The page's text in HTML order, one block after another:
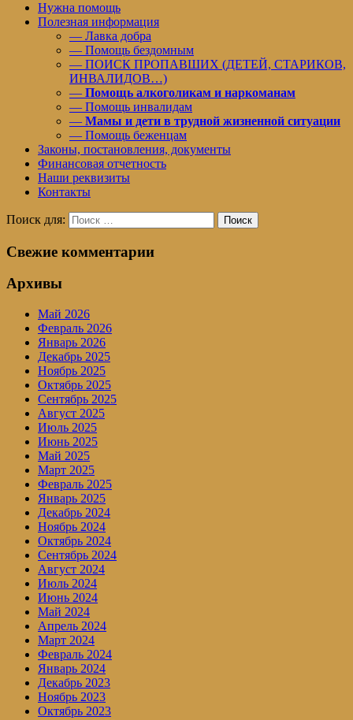
Нужна помощь
Полезная информация
— Лавка добра
— Помощь бездомным
— ПОИСК ПРОПАВШИХ (ДЕТЕЙ, СТАРИКОВ,
ИНВАЛИДОВ…)
— Помощь алкоголикам и наркоманам
— Помощь инвалидам
— Мамы и дети в трудной жизненной ситуации
— Помощь беженцам
Законы, постановления, документы
Финансовая отчетность
Наши реквизиты
Контакты
Поиск для: Поиск
Свежие комментарии
Архивы
Май 2026
Февраль 2026
Январь 2026
Декабрь 2025
Ноябрь 2025
Октябрь 2025
Сентябрь 2025
Август 2025
Июль 2025
Июнь 2025
Май 2025
Март 2025
Февраль 2025
Январь 2025
Декабрь 2024
Ноябрь 2024
Октябрь 2024
Сентябрь 2024
Август 2024
Июль 2024
Июнь 2024
Май 2024
Апрель 2024
Март 2024
Февраль 2024
Январь 2024
Декабрь 2023
Ноябрь 2023
Октябрь 2023